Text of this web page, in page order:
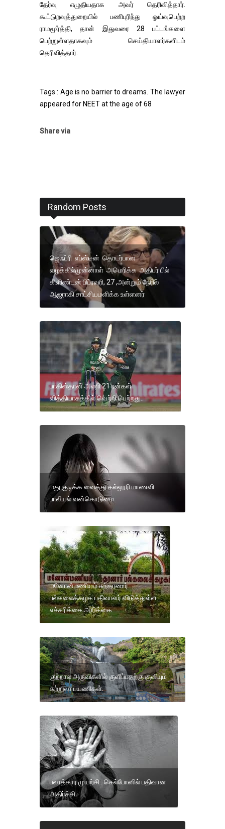
தேர்வு எழுதியதாக அவர் தெரிவித்தார்.
கூட்டுறவுத்துறையில் பணிபுரிந்து ஓய்வுபெற்ற
ராமமூர்த்தி, தான் இதுவரை 28 பட்டங்களை
பெற்றுள்ளதாகவும் செய்தியாளர்களிடம்
தெரிவித்தார்.
Tags : Age is no barrier to dreams. The lawyer
appeared for NEET at the age of 68
Share via
Random Posts
ஜெஃப்ரி எப்ஸ்டீன் தொடர்பான
வழக்கில்முன்னாள் அமெரிக்க அதிபர் பில்
கிளிண்டன் பிப்ரவரி, 27 ,அன்றும் நேரில்
ஆஜராகி சாட்சியமளிக்க உள்ளனர்
பாகிஸ்தான் அணி 21 ரன்கள்
வித்தியாசத்தில் வெற்றி பெற்றது..
மது குடிக்க வைத்து கல்லூரி மாணவி
பாலியல் வன்கொடுமை
மனோன்மணியம் சுந்தரனார்
பல்கலைக்கழக பதிவாளர் விடுத்துள்ள
எச்சரிக்கை அறிக்கை
குற்றால அருவிகளில் குளிப்பதற்கு குவியும்
சுற்றுலா பயணிகள்.
பலாத்கார முயற்சி.. செல்போனில் பதிவான
அதிர்ச்சி